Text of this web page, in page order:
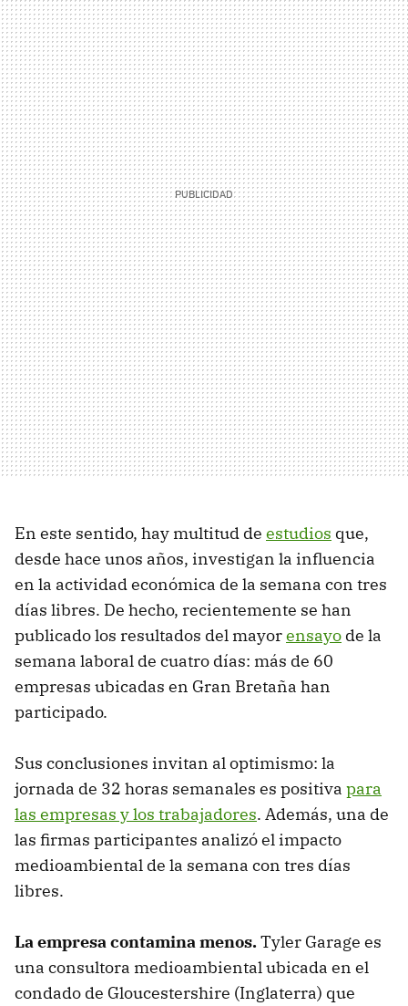
En este sentido, hay multitud de estudios que,
desde hace unos años, investigan la influencia
en la actividad económica de la semana con tres
días libres. De hecho, recientemente se han
publicado los resultados del mayorensayo de la
semana laboral de cuatro días: más de 60
empresas ubicadas en Gran Bretaña han
participado.
Sus conclusiones invitan al optimismo: la
jornada de 32 horas semanales es positiva para
las empresas y los trabajadores. Además, una de
las firmas participantes analizó el impacto
medioambiental de la semana con tres días
libres.
La empresa contamina menos.Tyler Garage es
una consultora medioambiental ubicada en el
condado de Gloucestershire (Inglaterra) que